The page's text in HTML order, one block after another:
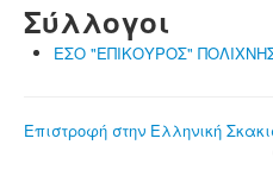
Σύλλογοι
ΕΣΟ "ΕΠΙΚΟΥΡΟΣ"
Επιστροφή στην Ελληνική